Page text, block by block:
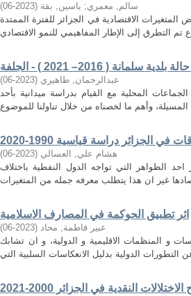
سالم, معمري; ياسين, بقة (
2023-06
)
الاقتصادية في الجزائر للفترة الممتدة
( 2016– 2021 ) - الجلفة
عبدالرحمان, طاهيري (
2023-06
)
المحلية مع القيام بدراسة ميدانية بأحد
دراسة قياسية 1990-2020
هشام علي, العسالي (
2023-06
)
الظواهر التي تواجه الدول النفطية باختلاف
اثر تطبيق الحوكمة في المصارف الاسلامية
عبير فاطمة, محاد (
2023-06
)
و المنظمات الاقليمية و الدولية، و ان تشابك
النقدية في الجزائر 2000-2021